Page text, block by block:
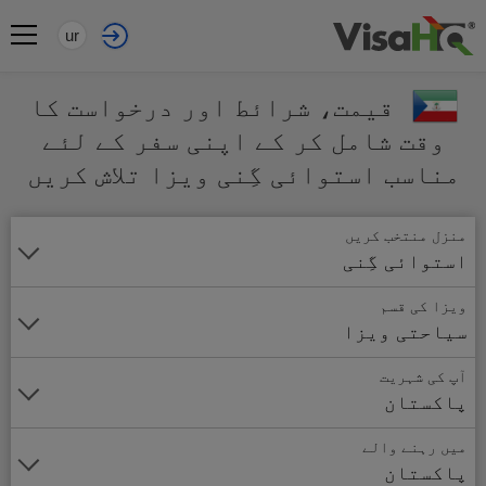
ur
قیمت، شرائط اور درخواست کا
وقت شامل کر کے اپنی سفر کے لئے
مناسب استوائی گِنی ویزا تلاش کریں
منزل منتخب کریں
استوائی گِنی
ویزا کی قسم
سیاحتی ویزا
آپ کی شہریت
پاکستان
میں رہنے والے
پاکستان